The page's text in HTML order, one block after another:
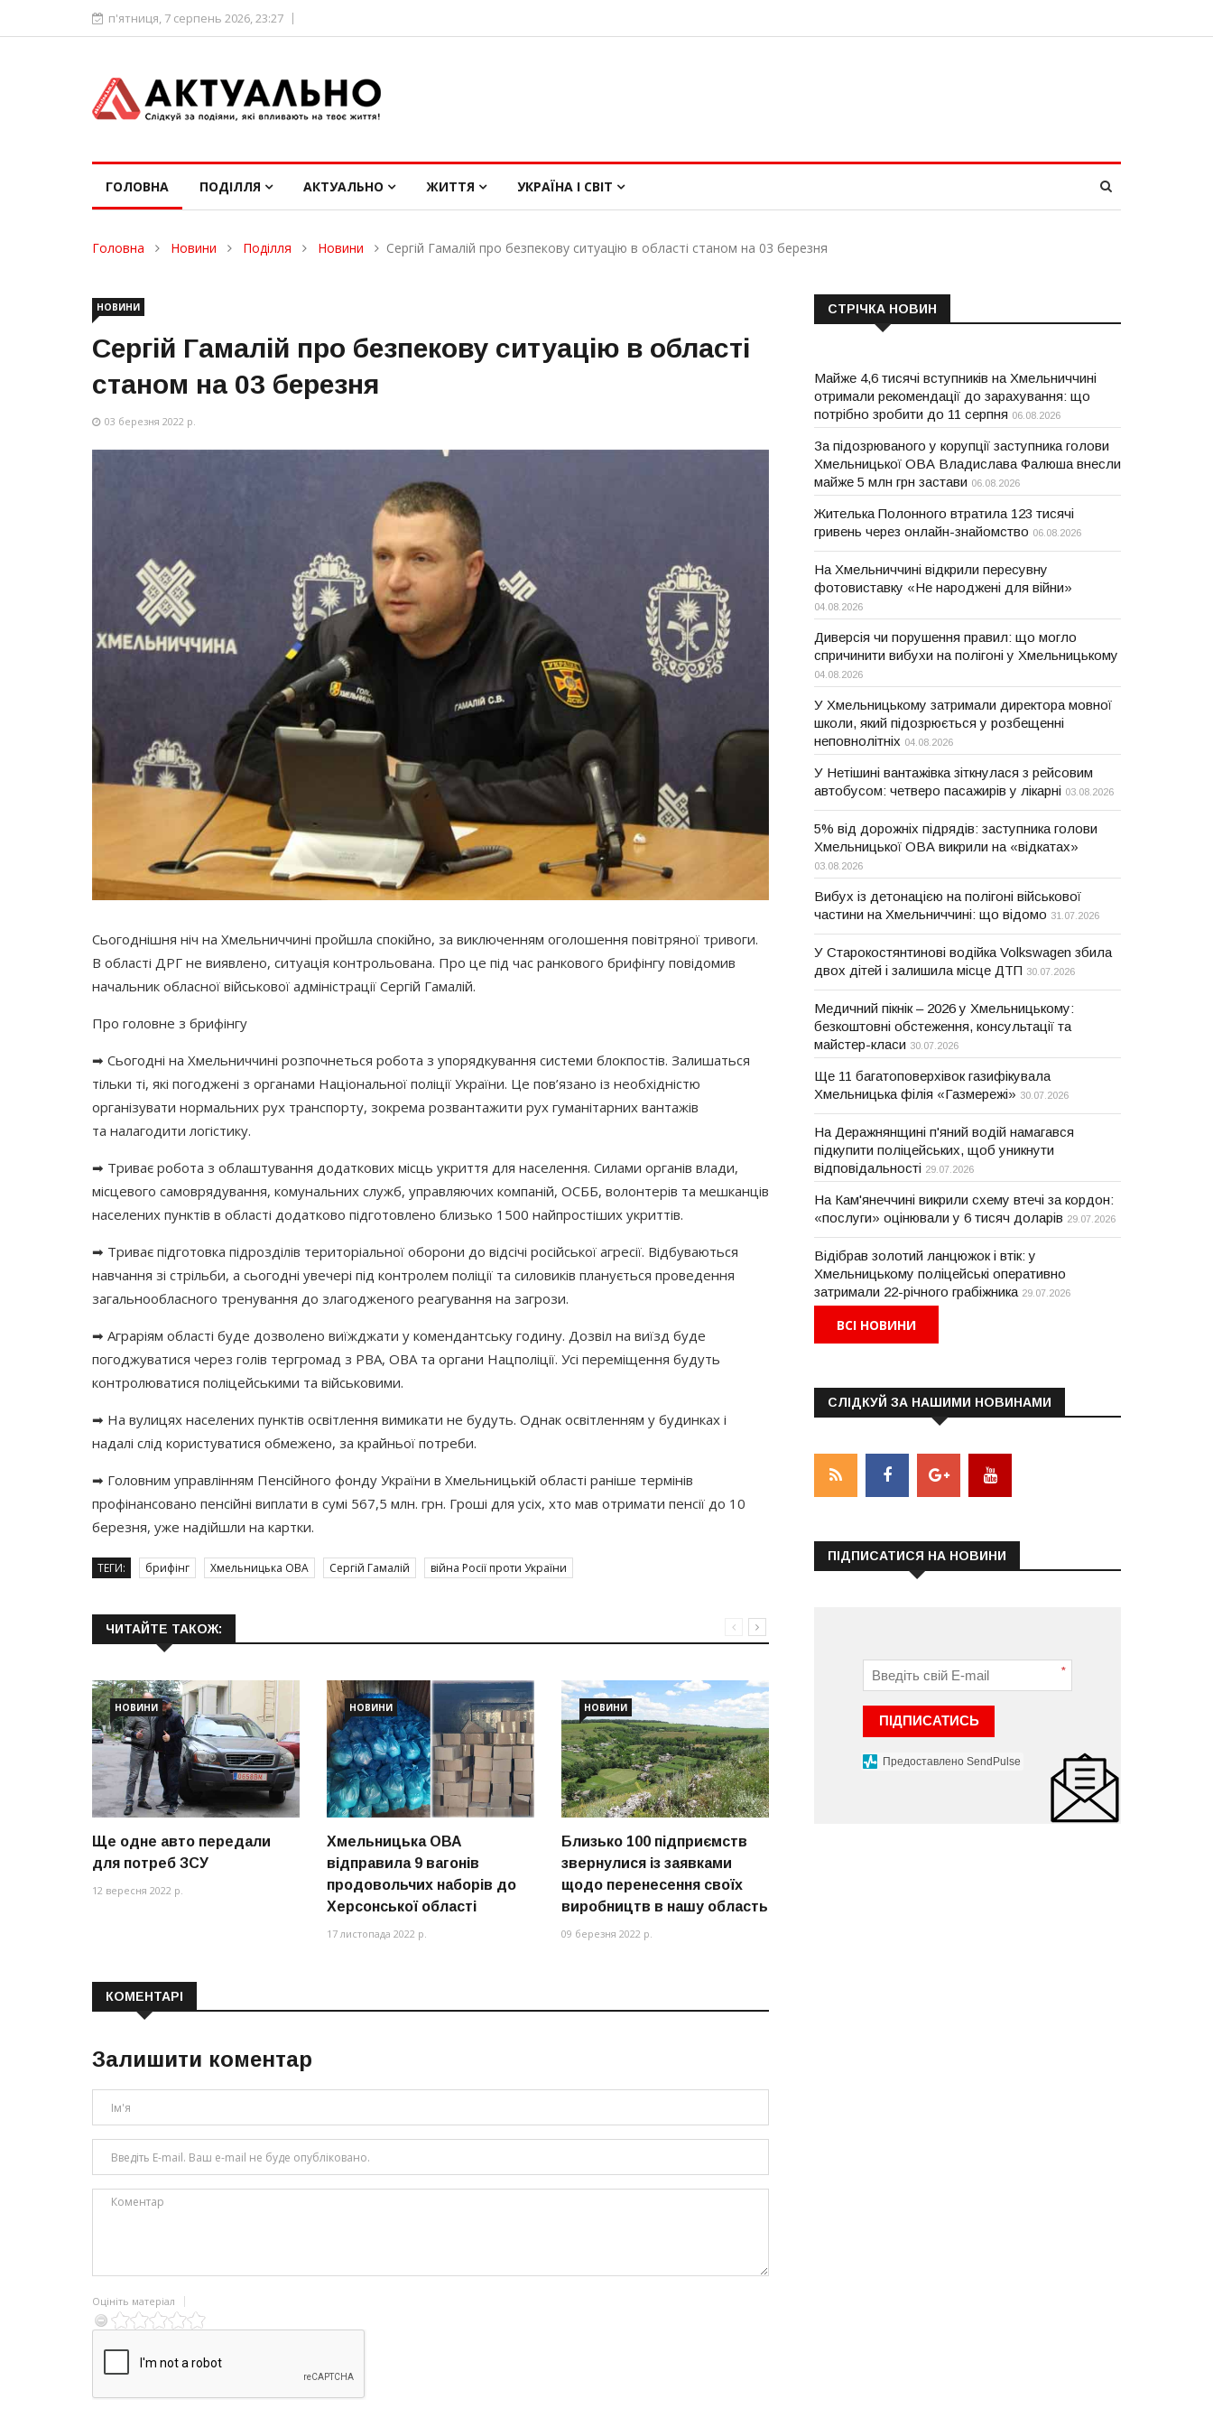
п'ятниця, 7 серпень 2026, 23:27
ГОЛОВНА ПОДІЛЛЯ АКТУАЛЬНО ЖИТТЯ УКРАЇНА І СВІТ
Головна Новини Поділля Новини Сергій Гамалій про безпекову ситуацію в області станом на 03 березня
НОВИНИ
Сергій Гамалій про безпекову ситуацію в області
станом на 03 березня
03 березня 2022 р.
Сьогоднішня ніч на Хмельниччині пройшла спокійно, за виключенням оголошення повітряної тривоги.
В області ДРГ не виявлено, ситуація контрольована. Про це під час ранкового брифінгу повідомив
начальник обласної військової адміністрації Сергій Гамалій.
Про головне з брифінгу
➡ Сьогодні на Хмельниччині розпочнеться робота з упорядкування системи блокпостів. Залишаться
тільки ті, які погоджені з органами Національної поліції України. Це пов’язано із необхідністю
організувати нормальних рух транспорту, зокрема розвантажити рух гуманітарних вантажів
та налагодити логістику.
➡ Триває робота з облаштування додаткових місць укриття для населення. Силами органів влади,
місцевого самоврядування, комунальних служб, управляючих компаній, ОСББ, волонтерів та мешканців
населених пунктів в області додатково підготовлено близько 1500 найпростіших укриттів.
➡ Триває підготовка підрозділів територіальної оборони до відсічі російської агресії. Відбуваються
навчання зі стрільби, а сьогодні увечері під контролем поліції та силовиків планується проведення
загальнообласного тренування до злагодженого реагування на загрози.
➡ Аграріям області буде дозволено виїжджати у комендантську годину. Дозвіл на виїзд буде
погоджуватися через голів тергромад з РВА, ОВА та органи Нацполіції. Усі переміщення будуть
контролюватися поліцейськими та військовими.
➡ На вулицях населених пунктів освітлення вимикати не будуть. Однак освітленням у будинках і
надалі слід користуватися обмежено, за крайньої потреби.
➡ Головним управлінням Пенсійного фонду України в Хмельницькій області раніше термінів
профінансовано пенсійні виплати в сумі 567,5 млн. грн. Гроші для усіх, хто мав отримати пенсії до 10
березня, уже надійшли на картки.
ТЕГИ: брифінг Хмельницька ОВА Сергій Гамалій війна Росії проти України
ЧИТАЙТЕ ТАКОЖ:
НОВИНИ
Ще одне авто передали
для потреб ЗСУ
12 вересня 2022 р.
НОВИНИ
Хмельницька ОВА
відправила 9 вагонів
продовольчих наборів до
Херсонської області
17 листопада 2022 р.
НОВИНИ
Близько 100 підприємств
звернулися із заявками
щодо перенесення своїх
виробництв в нашу область
09 березня 2022 р.
КОМЕНТАРІ
Залишити коментар
Оцініть матеріал
СТРІЧКА НОВИН
Майже 4,6 тисячі вступників на Хмельниччині
отримали рекомендації до зарахування: що
потрібно зробити до 11 серпня 06.08.2026
За підозрюваного у корупції заступника голови
Хмельницької ОВА Владислава Фалюша внесли
майже 5 млн грн застави 06.08.2026
Жителька Полонного втратила 123 тисячі
гривень через онлайн-знайомство 06.08.2026
На Хмельниччині відкрили пересувну
фотовиставку «Не народжені для війни»
04.08.2026
Диверсія чи порушення правил: що могло
спричинити вибухи на полігоні у Хмельницькому
04.08.2026
У Хмельницькому затримали директора мовної
школи, який підозрюється у розбещенні
неповнолітніх 04.08.2026
У Нетішині вантажівка зіткнулася з рейсовим
автобусом: четверо пасажирів у лікарні 03.08.2026
5% від дорожніх підрядів: заступника голови
Хмельницької ОВА викрили на «відкатах»
03.08.2026
Вибух із детонацією на полігоні військової
частини на Хмельниччині: що відомо 31.07.2026
У Старокостянтинові водійка Volkswagen збила
двох дітей і залишила місце ДТП 30.07.2026
Медичний пікнік – 2026 у Хмельницькому:
безкоштовні обстеження, консультації та
майстер-класи 30.07.2026
Ще 11 багатоповерхівок газифікувала
Хмельницька філія «Газмережі» 30.07.2026
На Деражнянщині п'яний водій намагався
підкупити поліцейських, щоб уникнути
відповідальності 29.07.2026
На Кам'янеччині викрили схему втечі за кордон:
«послуги» оцінювали у 6 тисяч доларів 29.07.2026
Відібрав золотий ланцюжок і втік: у
Хмельницькому поліцейські оперативно
затримали 22-річного грабіжника 29.07.2026
ВСІ НОВИНИ
СЛІДКУЙ ЗА НАШИМИ НОВИНАМИ
ПІДПИСАТИСЯ НА НОВИНИ
*
ПІДПИСАТИСЬ
Предоставлено SendPulse